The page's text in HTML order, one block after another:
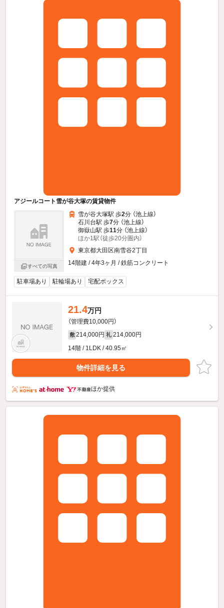
アジールコート雪が谷大塚の賃貸物件
すべての写真
雪が谷大塚駅 歩2分 （池上線）
石川台駅 歩7分 （池上線）
御嶽山駅 歩11分 （池上線）
ほか1駅（徒歩20分圏内）
東京都大田区南雪谷2丁目
14階建 / 4年3ヶ月 / 鉄筋コンクリート
駐車場あり 駐輪場あり 宅配ボックス
21.4万円
（管理費10,000円）
敷 214,000円 礼 214,000円
14階 / 1LDK / 40.95㎡
物件詳細を見る
ほか提供